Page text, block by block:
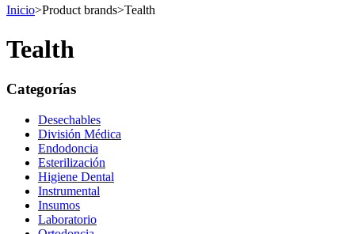
Inicio>Product brands>Tealth
Tealth
Categorías
Desechables
División Médica
Endodoncia
Esterilización
Higiene Dental
Instrumental
Insumos
Laboratorio